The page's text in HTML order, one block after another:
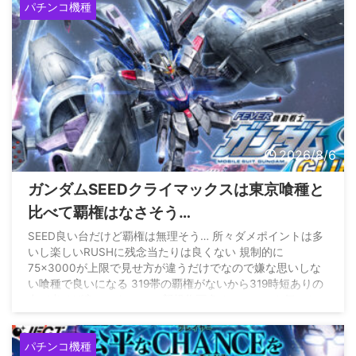
パチンコ機種
2026/8/6
ガンダムSEEDクライマックスは東京喰種と
比べて覇権はなさそう…
SEED良い台だけど覇権は無理そう… 所々ダメポイントは多
いし楽しいRUSHに残念当たりは良くない 規制的に
75×3000が上限で見せ方が違うだけでなので嫌な思いしな
い喰種で良いになる 319帯の覇権がないから319時短ありの
— 最強黄金騎士ぱちんかす
(@Gold_WolfGARO_) August
4, 2026
パチンコ機種